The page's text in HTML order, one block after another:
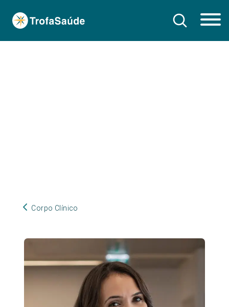
Corpo Clínico